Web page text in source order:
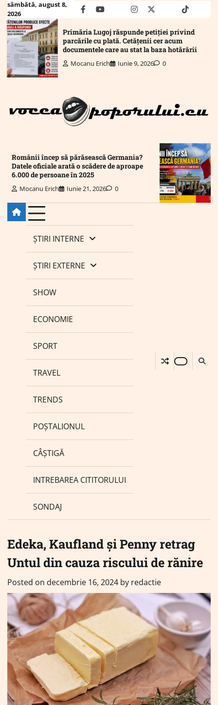
Skip
content
sâmbătă, august 8,
2026
facebookyoutubeMailinstagram
twitter truthtiktok
Primăria Lugoj răspunde petiției privind
parcările cu plată. Cetățenii cer acum
documentele care au stat la baza hotărârii
Mocanu Erich Iunie 9, 2026 0
Românii încep să părăsească Germania?
Datele oficiale arată o scădere de aproape
6.000 de persoane în 2025
Mocanu Erich Iunie 21, 2026 0
ȘTIRI INTERNE
ȘTIRI EXTERNE
SHOW
ECONOMIE
SPORT
TRAVEL
TRENDS
POȘTALIONUL
CÂȘTIGĂ
INTREBAREA CITITORULUI
SONDAJ
Edeka, Kaufland și Penny retrag
Untul din cauza riscului de rănire
Posted on decembrie 16, 2024 by redactie